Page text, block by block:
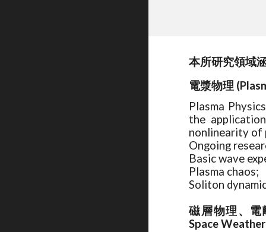
本所研究領域
電漿物理
Plasma
the
nonlinearity of
Ongoing
Basic wave
Plasma chaos;
Soliton
磁層物理、電
Space